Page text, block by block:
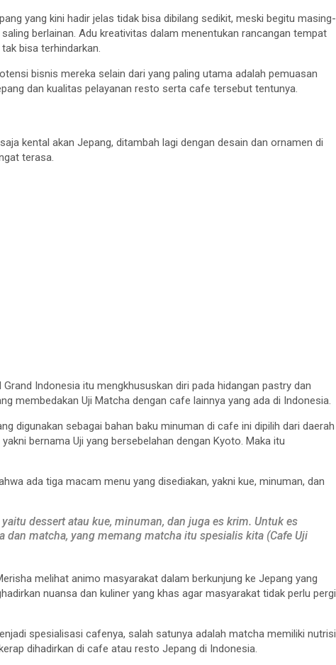
yang kini hadir jelas tidak bisa dibilang sedikit, meski begitu masing-
berlainan. Adu kreativitas dalam menentukan rancangan tempat
bisa terhindarkan.
bisnis mereka selain dari yang paling utama adalah pemuasan
dan kualitas pelayanan resto serta cafe tersebut tentunya.
kental akan Jepang, ditambah lagi dengan desain dan ornamen di
terasa.
Indonesia itu mengkhususkan diri pada hidangan pastry dan
membedakan Uji Matcha dengan cafe lainnya yang ada di Indonesia.
digunakan sebagai bahan baku minuman di cafe ini dipilih dari daerah
bernama Uji yang bersebelahan dengan Kyoto. Maka itu
ada tiga macam menu yang disediakan, yakni kue, minuman, dan
dessert atau kue, minuman, dan juga es krim. Untuk es
dan matcha, yang memang matcha itu spesialis kita (Cafe Uji
melihat animo masyarakat dalam berkunjung ke Jepang yang
nuansa dan kuliner yang khas agar masyarakat tidak perlu pergi
spesialisasi cafenya, salah satunya adalah matcha memiliki nutrisi
dihadirkan di cafe atau resto Jepang di Indonesia.